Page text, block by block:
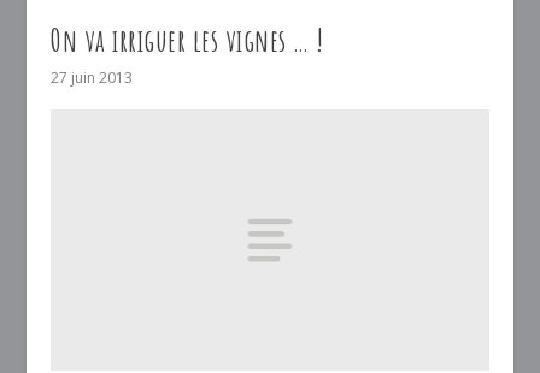
On va irriguer les vignes … !
27 juin 2013